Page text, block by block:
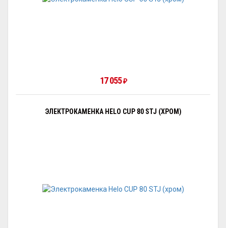
17 055 ₽
ЭЛЕКТРОКАМЕНКА HELO CUP 80 STJ (ХРОМ)